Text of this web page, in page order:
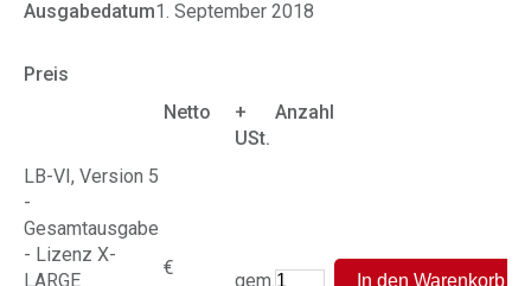
Ausgabedatum1. September 2018
Preis
Netto
+
USt.
Anzahl
LB-VI, Version 5
-
Gesamtausgabe
- Lizenz X-
LARGE
€
gem.